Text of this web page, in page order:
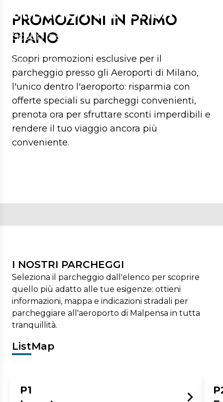
MILANO MALPENSA
Scopri la soluzione migliore per
Milano Malpensa
PROMOZIONI IN PRIMO
PIANO
Scopri promozioni esclusive per il
parcheggio presso gli Aeroporti di Milano,
l'unico dentro l'aeroporto: risparmia con
offerte speciali su parcheggi convenienti,
prenota ora per sfruttare sconti imperdibili e
rendere il tuo viaggio ancora più
conveniente.
I NOSTRI PARCHEGGI
Seleziona il parcheggio dall'elenco per scoprire
quello più adatto alle tue esigenze: ottieni
informazioni, mappa e indicazioni stradali per
parcheggiare all'aeroporto di Malpensa in tutta
tranquillità.
ListMap
P1